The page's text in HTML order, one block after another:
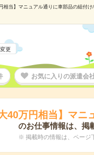
相当】マニュアル通りに車部品の組付
更
お気に入りの派遣会
40万円相当】マ
のお仕事情報は、掲
※ 掲載時の情報は、ページ